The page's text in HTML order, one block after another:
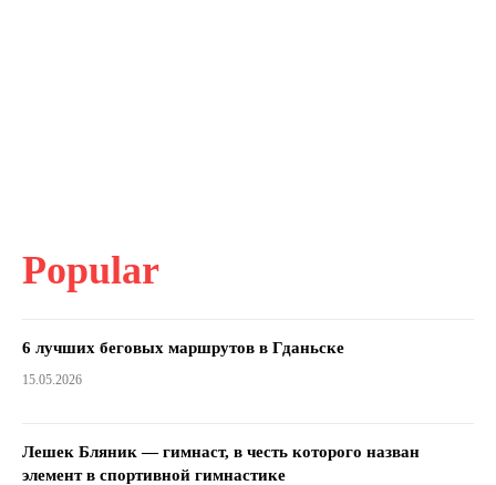
Popular
6 лучших беговых маршрутов в Гданьске
15.05.2026
Лешек Бляник — гимнаст, в честь которого назван
элемент в спортивной гимнастике